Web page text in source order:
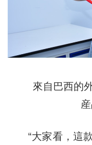
來自巴西的外
“大家看，這款